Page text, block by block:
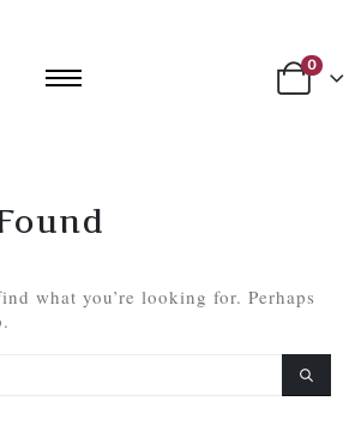
0
what you’re looking for. Perhaps